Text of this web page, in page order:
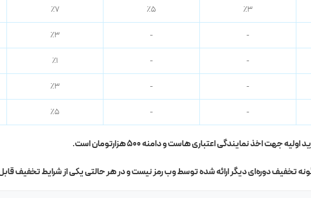
٪۳ ٪۵ ٪۷
-
- ٪۳
-
- ٪۱
-
- ٪۳
-
- ٪۵
اخذ نمایندگی اعتباری هاست و دامنه ۵۰۰ هزارتومان است.
تخفیف دوره‌ای دیگر ارائه شده توسط وب رمز نیست و در هر حالتی یکی از شرایط تخفیف